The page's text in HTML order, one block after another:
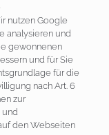
nutzen Google
analysieren und
gewonnenen
und für Sie
für die
nach Art. 6
zur
und
den Webseiten